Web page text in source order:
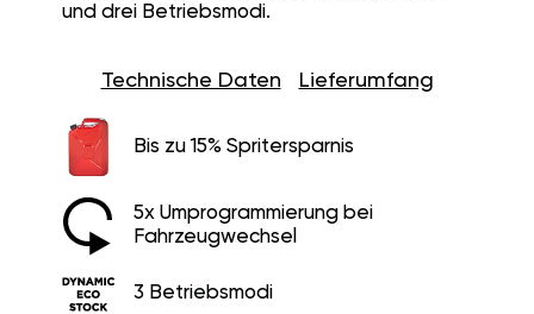
und drei Betriebsmodi.
Technische Daten Lieferumfang
Bis zu 15% Spritersparnis
5x Umprogrammierung bei
Fahrzeugwechsel
3 Betriebsmodi